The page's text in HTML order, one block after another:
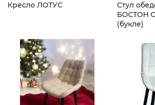
Кресло ЛОТУС
Стул
БОСТОН
(букле)